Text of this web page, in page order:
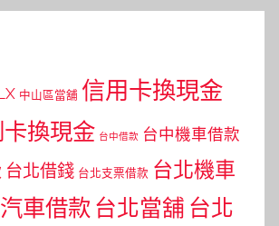
中山區當舖 信用卡換現金
卡換現金 台中借款 台中機車借款
台北借錢 台北支票借款 台北機車
車借款 台北當舖 台北